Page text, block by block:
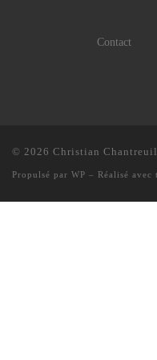
Contact
© 2026 Christian Chantreuil
Propulsé par WP – Réalisé avec